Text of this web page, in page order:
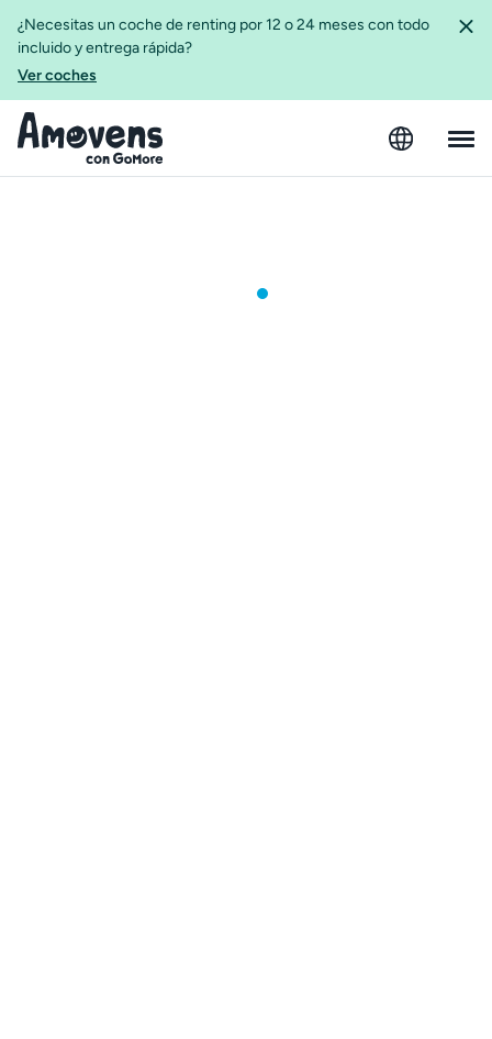
¿Necesitas un coche de renting por 12 o 24 meses con todo
incluido y entrega rápida?
Ver coches